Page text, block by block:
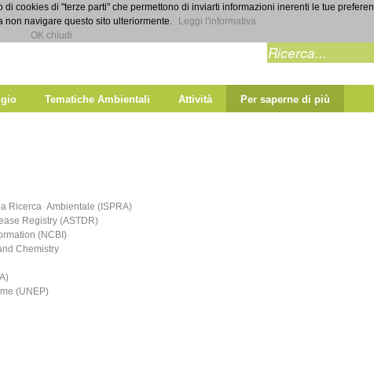
Tematiche Ambientali Attività Per saperne di più
Ricerca Ambientale (ISPRA)
Registry (ASTDR)
(NCBI)
Chemistry
(UNEP)
cookies di "terze parti" che permettono di inviarti informazioni inerenti le tue
navigare questo sito ulteriormente.
Leggi l'informativa.
OK chiudi